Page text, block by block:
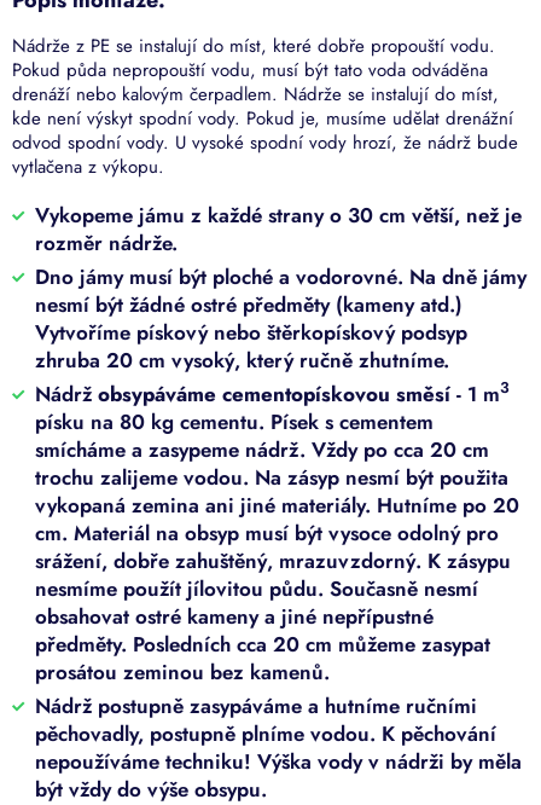
Nádrže z PE se instalují do míst, které dobře propouští vodu.
Pokud půda nepropouští vodu, musí být tato voda odváděna
drenáží nebo kalovým čerpadlem. Nádrže se instalují do míst,
kde není výskyt spodní vody. Pokud je, musíme udělat drenážní
odvod spodní vody. U vysoké spodní vody hrozí, že nádrž bude
vytlačena z výkopu.
Vykopeme jámu z každé strany o 30 cm větší, než je
rozměr nádrže.
Dno jámy musí být ploché a vodorovné. Na dně jámy
nesmí být žádné ostré předměty (kameny atd.)
Vytvoříme pískový nebo štěrkopískový podsyp
zhruba 20 cm vysoký, který ručně zhutníme.
Nádrž obsypáváme cementopískovou směsí - 1 m3
písku na 80 kg cementu. Písek s cementem
smícháme a zasypeme nádrž. Vždy po cca 20 cm
trochu zalijeme vodou. Na zásyp nesmí být použita
vykopaná zemina ani jiné materiály. Hutníme po 20
cm. Materiál na obsyp musí být vysoce odolný pro
srážení, dobře zahuštěný, mrazuvzdorný. K zásypu
nesmíme použít jílovitou půdu. Současně nesmí
obsahovat ostré kameny a jiné nepřípustné
předměty. Posledních cca 20 cm můžeme zasypat
prosátou zeminou bez kamenů.
Nádrž postupně zasypáváme a hutníme ručními
pěchovadly, postupně plníme vodou. K pěchování
nepoužíváme techniku! Výška vody v nádrži by měla
být vždy do výše obsypu.